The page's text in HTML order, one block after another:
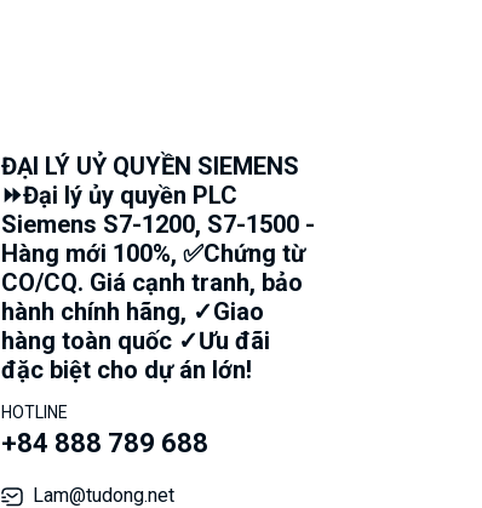
ĐẠI LÝ UỶ QUYỀN SIEMENS
⏩Đại lý ủy quyền PLC
Siemens S7-1200, S7-1500 -
Hàng mới 100%, ✅Chứng từ
CO/CQ. Giá cạnh tranh, bảo
hành chính hãng, ✓Giao
hàng toàn quốc ✓Ưu đãi
đặc biệt cho dự án lớn!
HOTLINE
+84 888 789 688
Lam@tudong.net